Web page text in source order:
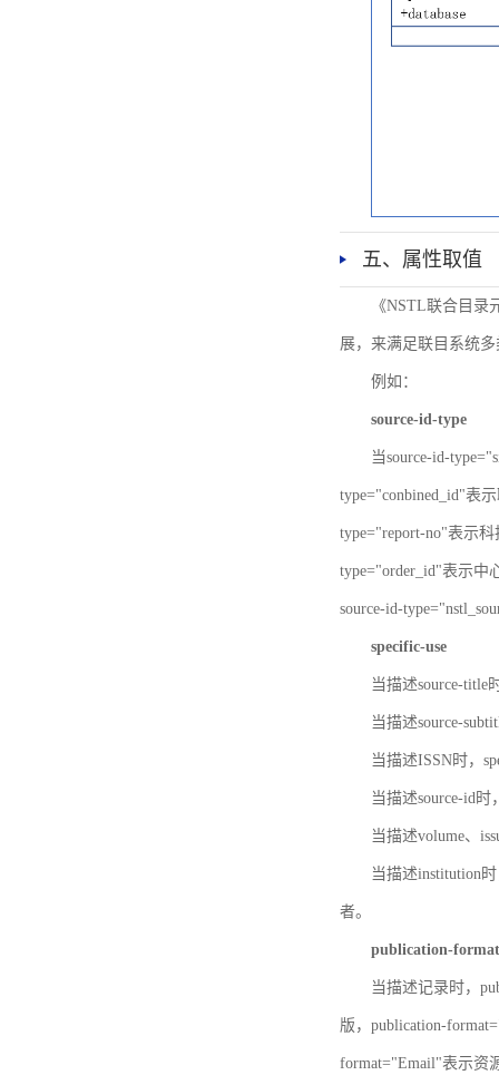
五、属性取值
《NSTL联合目
展，来满足联目系统
例如：
source-id-type
当source-id-
type="conbined_id"表
type="report-no"表示
type="order_id"表示中
source-id-
specific-use
当描述source-title
当描述source-
当描述ISSN时，
当描述source-id
当描述volume、
当描述institution
者。
publication-format
当描述记录时，
版，publication-
format="Email"表示资